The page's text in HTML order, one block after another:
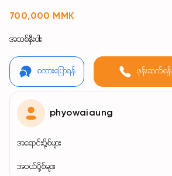
700,000 MMK
အသစ်နီးပါး
စကားပြောရန် ဖုန်းဆက်ရန်
phyowaiaung
အရောင်းပို့စ်များ
အဝယ်ပို့စ်များ